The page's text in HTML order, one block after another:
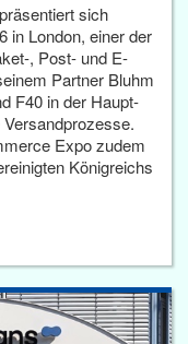
sich
in London, einer der
, Post- und E-
Partner Bluhm
F40 in der Haupt­
Expo zudem
Königreichs